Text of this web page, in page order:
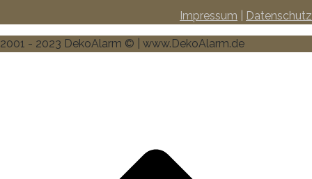
Impressum Datenschutz
2001 - 2023 DekoAlarm © | www.DekoAlarm.de